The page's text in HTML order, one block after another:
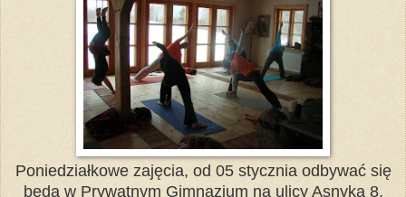
Poniedziałkowe zajęcia, od 05 stycznia odbywać się
będą w Prywatnym Gimnazjum na ulicy Asnyka 8.